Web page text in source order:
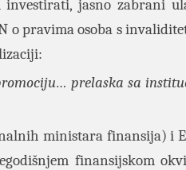
jasno zabrani
o pravima osoba s
prelaska sa
ministara finansija) i
finansijskom